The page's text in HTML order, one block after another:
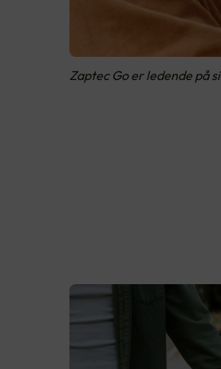
Zaptec Go er ledende på